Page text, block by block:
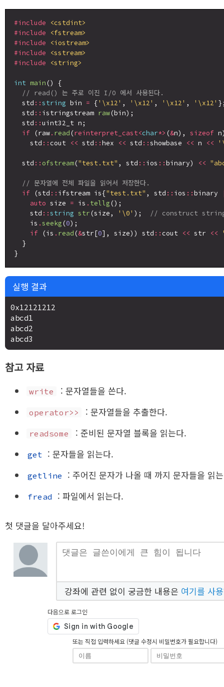
#include
<cstdint>
#include
<fstream>
#include
<iostream>
#include
<sstream>
#include
<string>
int main () {
// read() 는 주로 이진 I/O 에서 사용된다.
  std
::string bin = {'\x12' , '\x12' , '\x12' , '\x12'
  std
:: istringstream raw(bin);
  std
::uint32_t n;
if (raw. read (reinterpret_cast<char*> (&n), sizeof
    std
::cout << std ::hex << std ::showbase << n <<
  std
:: ofstream("test.txt" , std :: ios ::binary) <<
// 문자열에 전체 파일을 읽어서 저장한다.
if (std :: ifstream is{"test.txt" , std :: ios ::binary
auto size = is . tellg ();
    std
::string str (size, '\0' );
// construct
    is
.seekg (0);
if (is . read (&str[0], size)) std ::cout << str <<
  }
실행 결과
0x12121212
abcd1
abcd2
참고 자료
write : 문자열들을 쓴다.
operator>> : 문자열들을 추출한다.
readsome : 준비된 문자열 블록을 읽는다.
get : 문자들을 읽는다.
getline : 주어진 문자가 나올 때 까지 문자들을 읽
fread : 파일에서 읽는다.
첫 댓글을 달아주세요!
강좌에 관련 없이 궁금한 내용은 여기를 사
다음으로 로그인
또는 직접 입력하세요 (댓글 수정시 비밀번호가 필요합니다)